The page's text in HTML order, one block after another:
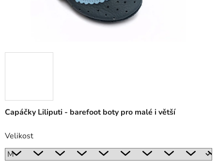
Capáčky Liliputi - barefoot boty pro malé i větší
Velikost